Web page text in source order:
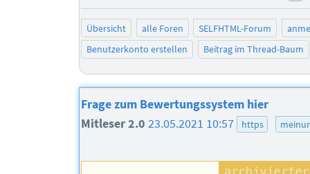
Übersicht alle Foren SELFHTML-Forum
Benutzerkonto erstellen
Beitrag im Thread-Baum
Frage zum Bewertungssystem hier
Mitleser 2.023.05.2021 10:57 https